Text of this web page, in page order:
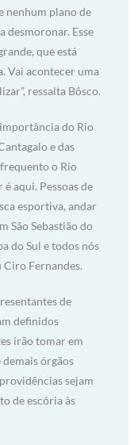
nenhum plano de
desmoronar. Esse
que está
Vai acontecer uma
ressalta Bôsco.
do Rio
e das
frequento o Rio
aqui. Pessoas de
esportiva, andar
São Sebastião do
do Sul e todos nós
Ciro Fernandes.
de
definidos
irão tomar em
órgãos
sejam
de escória às